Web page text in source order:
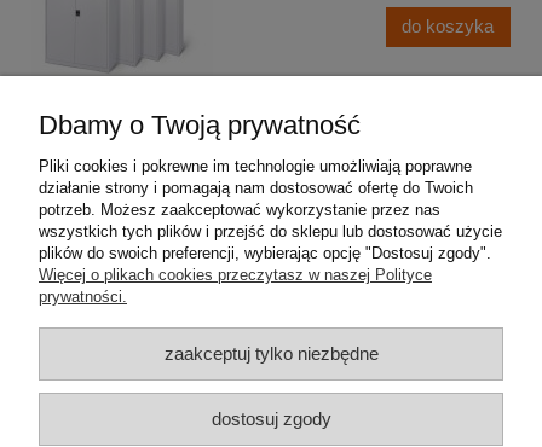
do koszyka
Pomoc
Moje konto
Informacje
O nas
Dbamy o Twoją prywatność
Pliki cookies i pokrewne im technologie umożliwiają poprawne
działanie strony i pomagają nam dostosować ofertę do Twoich
potrzeb. Możesz zaakceptować wykorzystanie przez nas
wszystkich tych plików i przejść do sklepu lub dostosować użycie
plików do swoich preferencji, wybierając opcję "Dostosuj zgody".
Więcej o plikach cookies przeczytasz w naszej Polityce
prywatności.
zaakceptuj tylko niezbędne
dostosuj zgody